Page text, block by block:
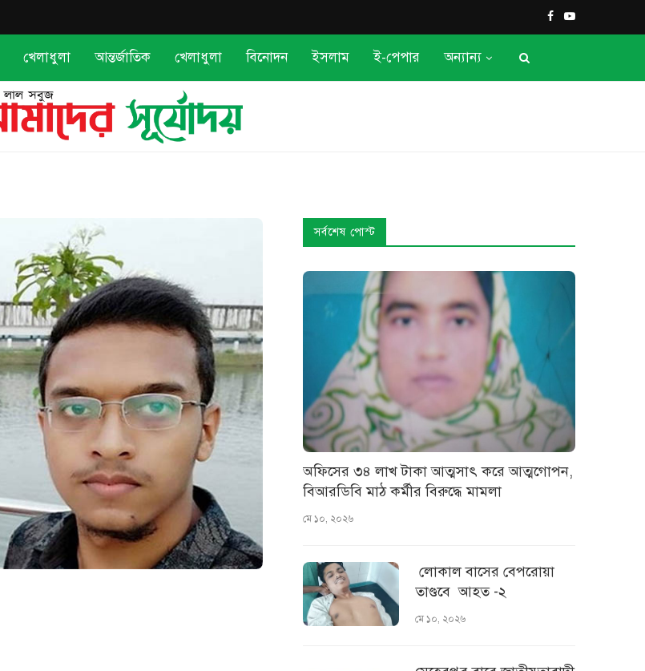
খেলাধুলা আন্তর্জাতিক খেলাধুলা বিনোদন ইসলাম ই-পেপার অন্যান্য
সর্বশেষ পোস্ট
অফিসের ৩৪ লাখ টাকা আত্মসাৎ করে আত্মগোপন,
বিআরডিবি মাঠ কর্মীর বিরুদ্ধে মামলা
মে ১০, ২০২৬
লোকাল বাসের বেপরোয়া
তাণ্ডবে আহত -২
মে ১০, ২০২৬